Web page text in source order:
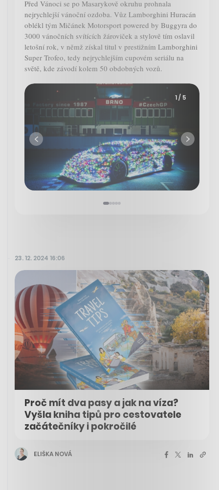
Před Vánoci se po Masarykově okruhu prohnala
nejrychlejší vánoční ozdoba. Vůz Lamborghini Huracán
oblékl tým Mičánek Motorsport powered by Buggyra do
3000 vánočních svítících žároviček a stylově tím oslavil
letošní rok, v němž získal titul v prestižním Lamborghini
Super Trofeo, tedy nejrychlejším cupovém seriálu na
světě, kde závodí kolem 50 obdobných vozů.
1/ 5
23. 12. 2024 16:06
Proč mít dva pasy a jak na víza?
Vyšla kniha tipů pro cestovatele
začátečníky i pokročilé
ELIŠKA NOVÁ